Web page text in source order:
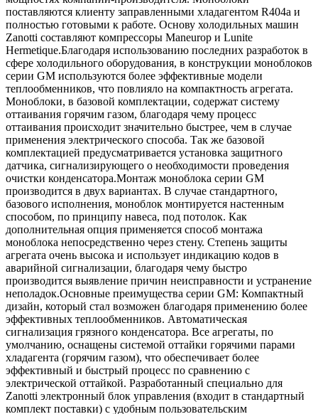
поставляются клиенту заправленными хладагентом R404a и
полностью готовыми к работе. Основу холодильных машин
Zanotti составляют компрессоры Maneurop и Lunite
Hermetique.Благодаря использованию последних разработок в
сфере холодильного оборудования, в конструкции моноблоков
серии GM используются более эффективные модели
теплообменников, что повлияло на компактность агрегата.
Моноблоки, в базовой комплектации, содержат систему
оттаивания горячим газом, благодаря чему процесс
оттаивания происходит значительно быстрее, чем в случае
применения электрического способа. Так же базовой
комплектацией предусматривается установка защитного
датчика, сигнализирующего о необходимости проведения
очистки конденсатора.Монтаж моноблока серии GM
производится в двух вариантах. В случае стандартного,
базового исполнения, моноблок монтируется настенным
способом, по принципу навеса, под потолок. Как
дополнительная опция применяется способ монтажа
моноблока непосредственно через стену. Степень защиты
агрегата очень высока и использует индикацию кодов в
аварийной сигнализации, благодаря чему быстро
производится выявление причин неисправности и устранение
неполадок.Основные преимущества серии GM: Компактный
дизайн, который стал возможен благодаря применению более
эффективных теплообменников. Автоматическая
сигнализация грязного конденсатора. Все агрегаты, по
умолчанию, оснащены системой оттайки горячими парами
хладагента (горячим газом), что обеспечивает более
эффективный и быстрый процесс по сравнению с
электрической оттайкой. Разработанный специально для
Zanotti электронный блок управления (входит в стандартный
комплект поставки) с удобным пользовательским